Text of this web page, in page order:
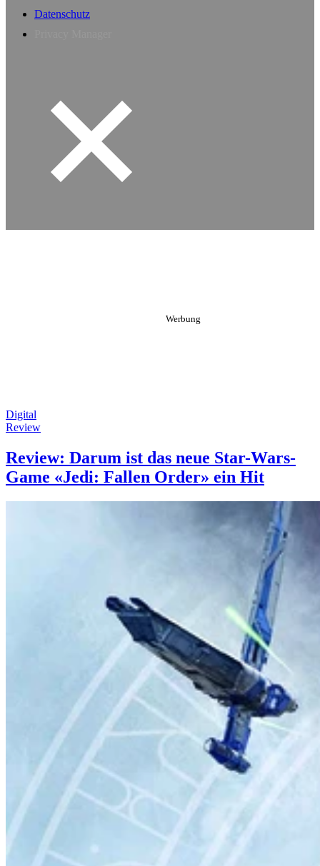
Datenschutz
Digital
Review
Review: Darum ist das neue Star-Wars-
Game «Jedi: Fallen Order» ein Hit